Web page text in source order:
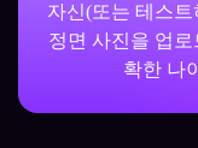
자신(또는 테스
정면 사진을 업
확한 나